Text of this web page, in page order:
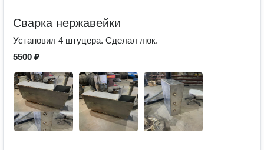
Сварка нержавейки
Установил 4 штуцера. Сделал люк.
5500 ₽